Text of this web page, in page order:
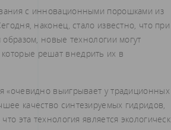
с инновационными порошками из
наконец, стало известно, что при
новые технологии могут
решат внедрить их в
«очевидно выигрывает у традиционных
качество синтезируемых гидридов,
эта технология является